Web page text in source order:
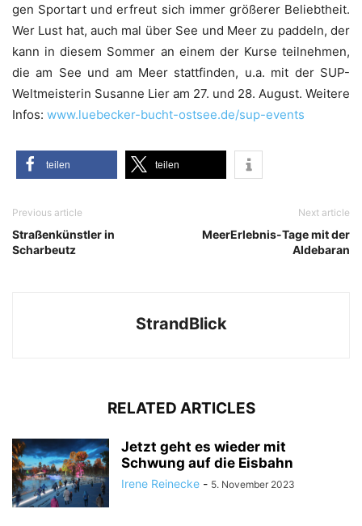
gen Sport­art und erfreut sich immer grö­ße­rer Beliebt­heit.
Wer Lust hat, auch mal über See und Meer zu pad­deln, der
kann in die­sem Som­mer an einem der Kur­se teil­neh­men,
die am See und am Meer statt­fin­den, u.a. mit der SUP-
Welt­meis­te­rin Susan­ne Lier am 27. und 28. August. Wei­te­re
Infos: www.luebecker-bucht-ostsee.de/sup-events
tei­len tei­len
Previous article
Straßenkünstler in
Scharbeutz
Next article
MeerErlebnis-Tage mit der
Aldebaran
StrandBlick
RELATED ARTICLES
Jetzt geht es wieder mit
Schwung auf die Eisbahn
Irene Reinecke - 5. November 2023